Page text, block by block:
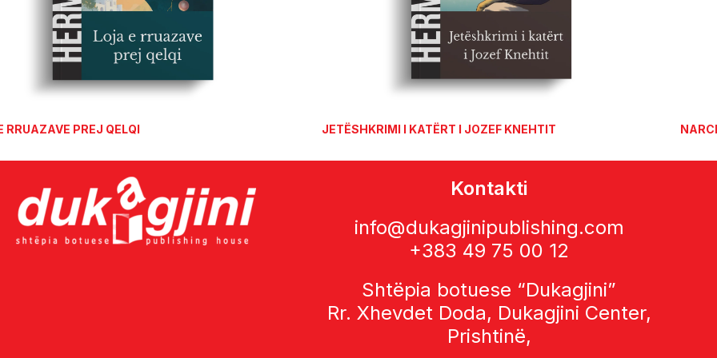
RRUAZAVE PREJ QELQI JETËSHKRIMI I KATËRT I JOZEF KNEHTIT
Kontakti
info@dukagjinipublishing.com
+383 49 75 00 12
Shtëpia botuese “Dukagjini”
Rr. Xhevdet Doda, Dukagjini Center,
Prishtinë,